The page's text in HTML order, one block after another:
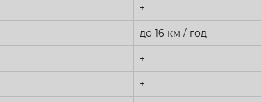
+
до 16 км / год
+
+